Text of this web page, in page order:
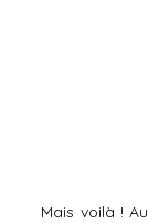
Mais voilà !